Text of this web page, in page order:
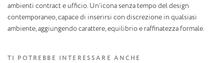
ambienti contract e ufficio. Un’icona senza tempo del design
contemporaneo, capace di inserirsi con discrezione in qualsiasi
ambiente, aggiungendo carattere, equilibrio e raffinatezza formale.
TI POTREBBE INTERESSARE ANCHE